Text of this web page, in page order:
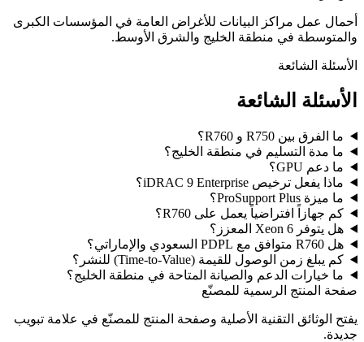
أحمال عمل مراكز البيانات للأغراض العامة في المؤسسات الكبرى
والمتوسطة في منطقة الخليج والشرق الأوسط.
الأسئلة الشائعة
الأسئلة الشائعة
ما الفرق بين R750 و R760؟
ما مدة التسليم في منطقة الخليج؟
ما دعم GPU؟
ماذا يفعل ترخيص iDRAC 9 Enterprise؟
ما ميزة ProSupport Plus؟
كم جهازاً افتراضياً يعمل على R760؟
هل يتوفر Xeon 6 المعزز؟
هل R760 متوافق مع PDPL السعودي والإماراتي؟
كم يبلغ زمن الوصول للقيمة (Time-to-Value) للنشر؟
ما خيارات الدعم والصيانة المتاحة في منطقة الخليج؟
صفحة المنتج الرسمية للمصنّع
يفتح الوثائق التقنية الأصلية وصفحة المنتج للمصنّع في علامة تبويب
جديدة.